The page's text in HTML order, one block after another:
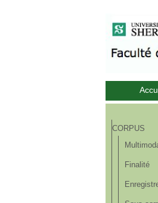
CORPUS
Finalité